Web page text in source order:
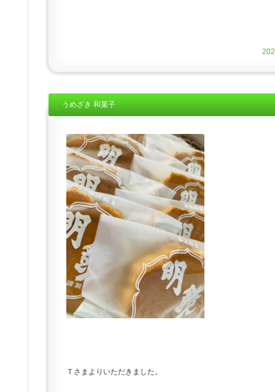
うめざき 和菓子
Ｔさまよりいただきました。